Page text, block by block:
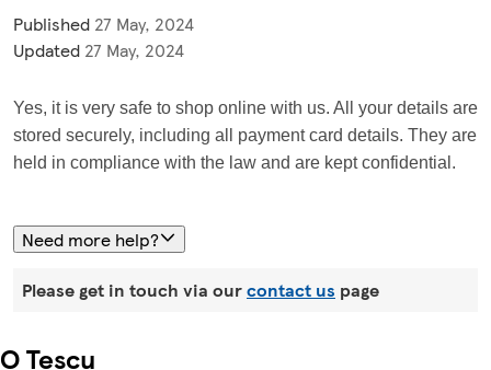
Published 27 May, 2024
Updated 27 May, 2024
Yes, it is very safe to shop online with us. All
your details are
stored securely, including all payment card details. They are
held in compliance with the law and are kept confidential.
Need more help?
Please get in touch via ourcontact us page
O Tescu